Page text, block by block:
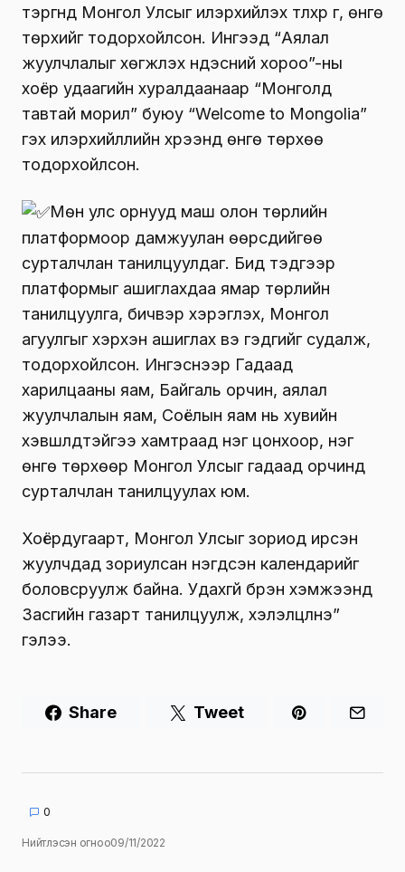
тэргүүнд Монгол Улсыг илэрхийлэх түлхүүр үг, өнгө
төрхийг тодорхойлсон. Ингээд “Аялал
жуулчлалыг хөгжүүлэх үндэсний хороо”-ны
хоёр удаагийн хуралдаанаар “Монголд
тавтай морил” буюу “Welcome to Mongolia”
гэх илэрхийллийн хүрээнд өнгө төрхөө
тодорхойлсон.
Мөн улс орнууд маш олон төрлийн
платформоор дамжуулан өөрсдийгөө
сурталчлан танилцуулдаг. Бид тэдгээр
платформыг ашиглахдаа ямар төрлийн
танилцуулга, бичвэр хэрэглэх, Монгол
агуулгыг хэрхэн ашиглах вэ гэдгийг судалж,
тодорхойлсон. Ингэснээр Гадаад
харилцааны яам, Байгаль орчин, аялал
жуулчлалын яам, Соёлын яам нь хувийн
хэвшлүүдтэйгээ хамтраад нэг цонхоор, нэг
өнгө төрхөөр Монгол Улсыг гадаад орчинд
сурталчлан танилцуулах юм.
Хоёрдугаарт, Монгол Улсыг зориод ирсэн
жуулчдад зориулсан нэгдсэн календарийг
боловсруулж байна. Удахгүй бүрэн хэмжээнд
Засгийн газарт танилцуулж, хэлэлцүүлнэ”
гэлээ.
Share Tweet
0
Нийтлэсэн огноо09/11/2022